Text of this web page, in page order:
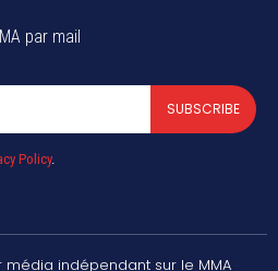
par mail
SUBSCRIBE
Policy.
indépendant sur le MMA